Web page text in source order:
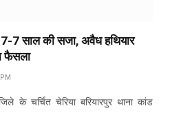
7-7 साल की सजा, अवैध हथियार
फैसला
के चर्चित चेरिया बरियारपुर थाना कांड